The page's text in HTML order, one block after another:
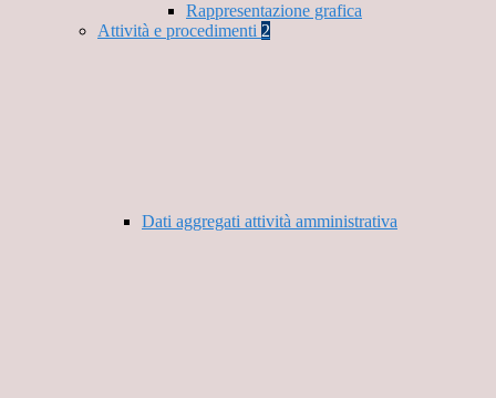
Rappresentazione grafica
Attività e procedimenti 2
Dati aggregati attività amministrativa